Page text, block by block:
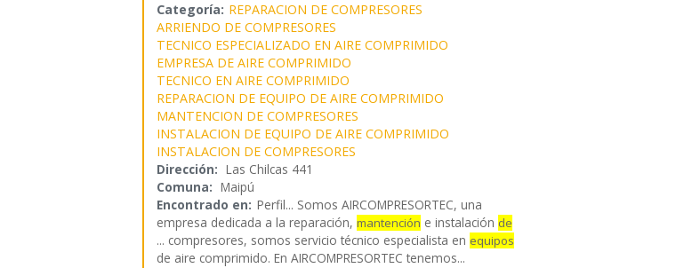
Categoría: REPARACION DE COMPRESORES
ARRIENDO DE COMPRESORES
TECNICO ESPECIALIZADO EN AIRE COMPRIMIDO
EMPRESA DE AIRE COMPRIMIDO
TECNICO EN AIRE COMPRIMIDO
REPARACION DE EQUIPO DE AIRE COMPRIMIDO
MANTENCION DE COMPRESORES
INSTALACION DE EQUIPO DE AIRE COMPRIMIDO
INSTALACION DE COMPRESORES
Dirección: Las Chilcas 441
Comuna: Maipú
Encontrado en: Perfil... Somos AIRCOMPRESORTEC, una
empresa dedicada a la reparación, mantención e instalación de
... compresores, somos servicio técnico especialista en equipos
de aire comprimido. En AIRCOMPRESORTEC tenemos...